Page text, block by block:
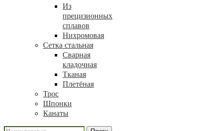
Из
прецизионных
сплавов
Нихромовая
Сетка стальная
Сварная
кладочная
Тканая
Плетёная
Трос
Шпонки
Канаты